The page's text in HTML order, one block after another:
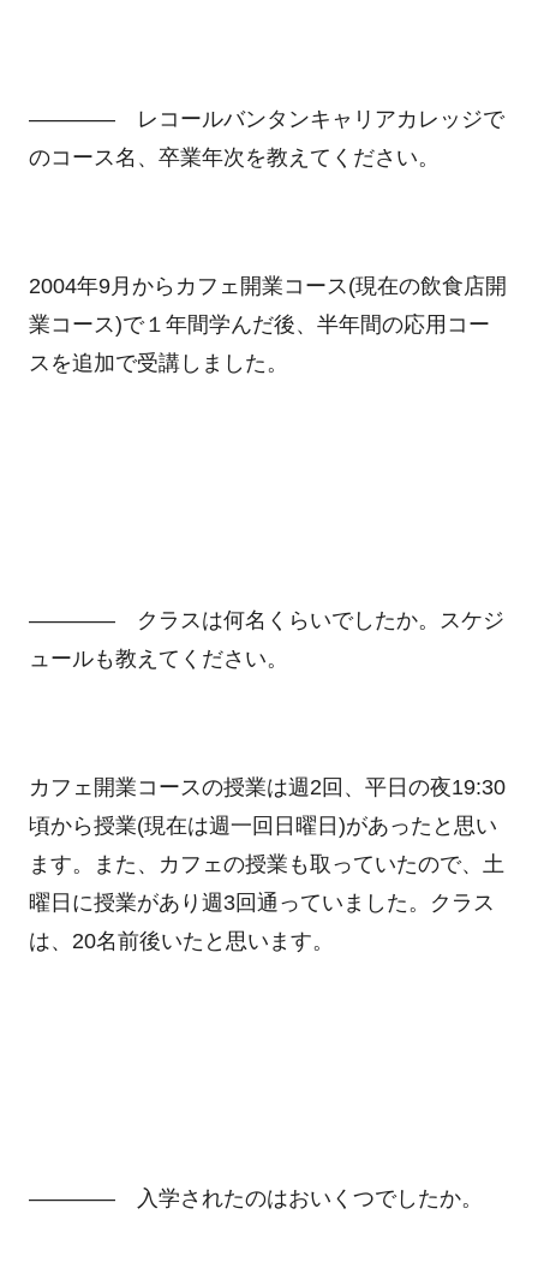
―――― レコールバンタンキャリアカレッジで
のコース名、卒業年次を教えてください。
2004年9月からカフェ開業コース(現在の飲食店開
業コース)で１年間学んだ後、半年間の応用コー
スを追加で受講しました。
―――― クラスは何名くらいでしたか。スケジ
ュールも教えてください。
カフェ開業コースの授業は週2回、平日の夜19:30
頃から授業(現在は週一回日曜日)があったと思い
ます。また、カフェの授業も取っていたので、土
曜日に授業があり週3回通っていました。クラス
は、20名前後いたと思います。
―――― 入学されたのはおいくつでしたか。